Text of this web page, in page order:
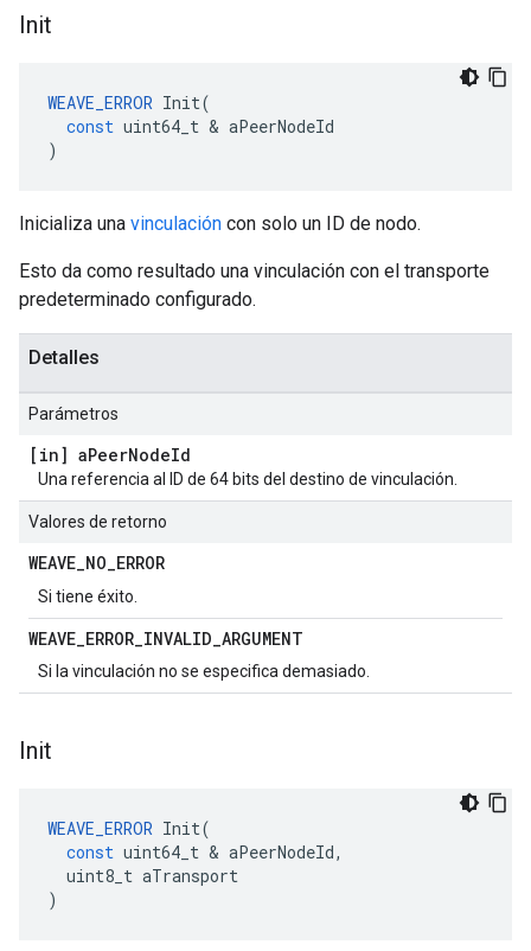
Init
WEAVE_ERROR Init(
const uint64_t & aPeerNodeId
)
Inicializa una vinculación con solo un ID de nodo.
Esto da como resultado una vinculación con el transporte
predeterminado configurado.
Detalles
Parámetros
[in] aPeerNodeId
Una referencia al ID de 64 bits del destino de vinculación.
Valores de retorno
WEAVE_NO_ERROR
Si tiene éxito.
WEAVE_ERROR_INVALID_ARGUMENT
Si la vinculación no se especifica demasiado.
Init
WEAVE_ERROR Init(
const uint64_t & aPeerNodeId,
uint8_t aTransport
)